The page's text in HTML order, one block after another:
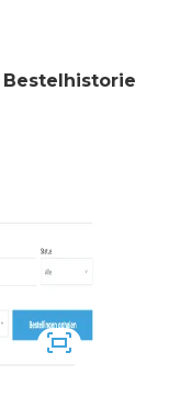
Bestelhistorie